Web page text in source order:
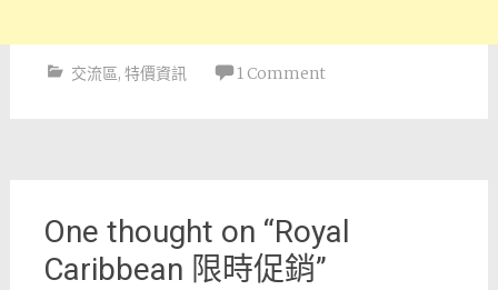
交流區, 特價資訊 1 Comment
navigation
One thought on “Royal
Caribbean 限時促銷”